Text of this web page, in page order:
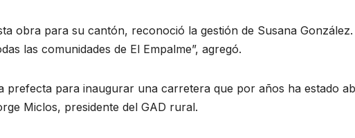
obra para su cantón, reconoció la gestión de Susana
las comunidades de El Empalme”, agregó.
para inaugurar una carretera que por años ha estado
Miclos, presidente del GAD rural.